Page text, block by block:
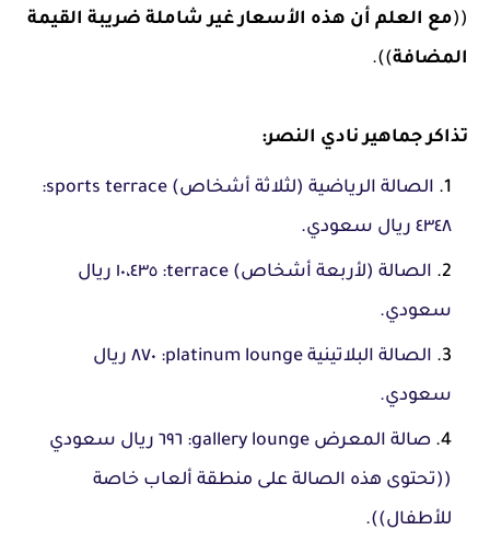
((مع العلم أن هذه الأسعار غير شاملة ضريبة القيمة
المضافة)).
تذاكر جماهير نادي النصر:
الصالة الرياضية (لثلاثة أشخاص) sports terrace:
٤٣٤٨ ريال سعودي.
الصالة (لأربعة أشخاص) terrace: ١٠،٤٣٥ ريال
سعودي.
الصالة البلاتينية platinum lounge: ٨٧٠ ريال
سعودي.
صالة المعرض gallery lounge: ٦٩٦ ريال سعودي
((تحتوى هذه الصالة على منطقة ألعاب خاصة
للأطفال)).